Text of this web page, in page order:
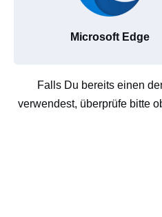
Microsoft Edge
Falls Du bereits einen
verwendest, überprüfe bitte